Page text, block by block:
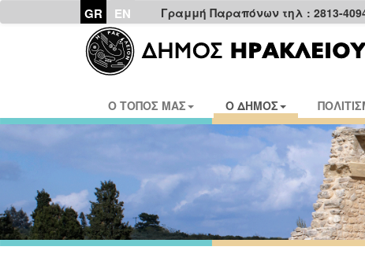
GR EN Γραμμή Παραπόνων τηλ : 2813-
Ο ΤΟΠΟΣ ΜΑΣ Ο ΔΗΜΟΣ